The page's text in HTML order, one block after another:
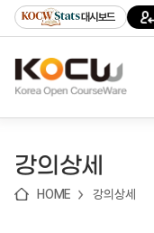
기
기
기
content)
가
대시보드
강의상세
HOME 강의상세